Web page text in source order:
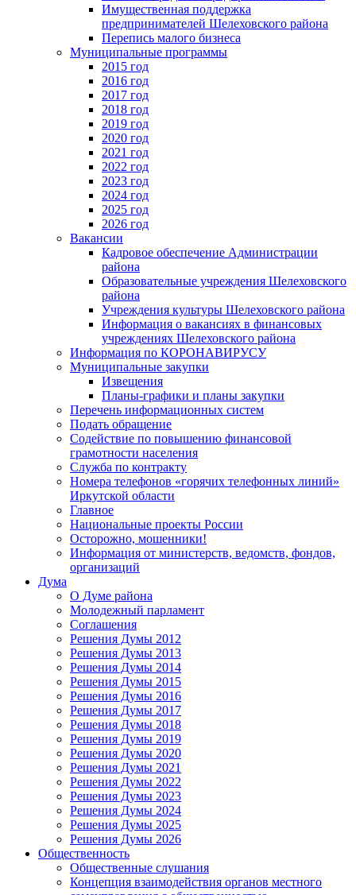
Имущественная поддержка
предпринимателей Шелеховского района
Перепись малого бизнеса
Муниципальные программы
2015 год
2016 год
2017 год
2018 год
2019 год
2020 год
2021 год
2022 год
2023 год
2024 год
2025 год
2026 год
Вакансии
Кадровое обеспечение Администрации
района
Образовательные учреждения Шелеховского
района
Учреждения культуры Шелеховского района
Информация о вакансиях в финансовых
учреждениях Шелеховского района
Информация по КОРОНАВИРУСУ
Муниципальные закупки
Извещения
Планы-графики и планы закупки
Перечень информационных систем
Подать обращение
Содействие по повышению финансовой
грамотности населения
Служба по контракту
Номера телефонов «горячих телефонных линий»
Иркутской области
Главное
Национальные проекты России
Осторожно, мошенники!
Информация от министерств, ведомств, фондов,
организаций
Дума
О Думе района
Молодежный парламент
Соглашения
Решения Думы 2012
Решения Думы 2013
Решения Думы 2014
Решения Думы 2015
Решения Думы 2016
Решения Думы 2017
Решения Думы 2018
Решения Думы 2019
Решения Думы 2020
Решения Думы 2021
Решения Думы 2022
Решения Думы 2023
Решения Думы 2024
Решения Думы 2025
Решения Думы 2026
Общественность
Общественные слушания
Концепция взаимодействия органов местного